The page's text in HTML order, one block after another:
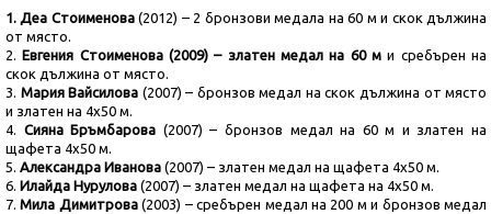
1. Деа Стоименова(2012) – 2 бронзови медала на 60 м и скок дължина
от място.
2.Евгения Стоименова (2009) – златен медал на 60 м и сребърен на
скок дължина от място.
3. Мария Вайсилова (2007) – бронзов медал на скок дължина от място
и златен на 4х50 м.
4. Сияна Бръмбарова (2007) – бронзов медал на 60 м и златен на
щафета 4х50 м.
5. Александра Иванова (2007) – златен медал на щафета 4х50 м.
6. Илайда Нурулова (2007) – златен медал на щафета на 4х50 м.
7.Мила Димитрова(2003) – сребърен медал на 200 м и бронзов медал